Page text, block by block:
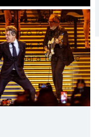
shows en Ciudad
logró lo que
Luis Miguel le
para tomarse